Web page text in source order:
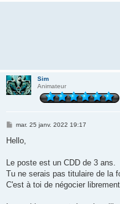
Sim
Animateur
M
s
g
mar. 25 janv. 2022 19:17
Hello,
Le poste est un CDD de 3 ans.
Tu ne serais pas titulaire de la
C'est à toi de négocier